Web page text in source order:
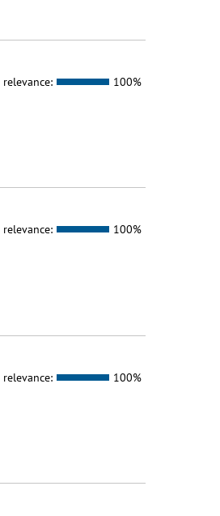
relevance: 100%
relevance: 100%
relevance: 100%